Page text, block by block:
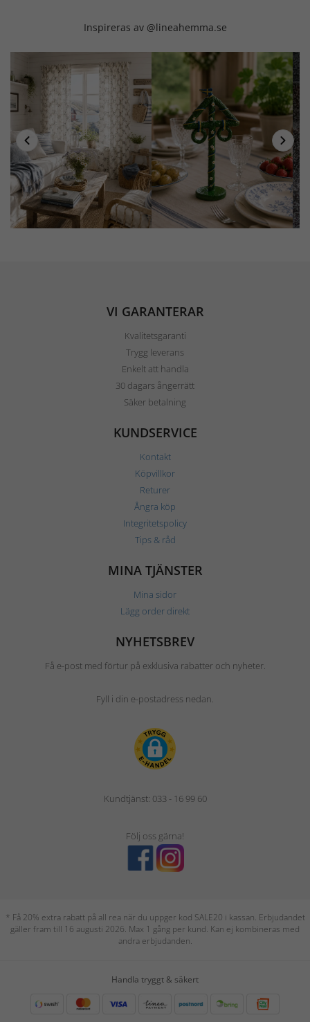
Inspireras av @lineahemma.se
VI GARANTERAR
Kvalitetsgaranti
Trygg leverans
Enkelt att handla
30 dagars ångerrätt
Säker betalning
KUNDSERVICE
Kontakt
Köpvillkor
Returer
Ångra köp
Integritetspolicy
Tips & råd
MINA TJÄNSTER
Mina sidor
Lägg order direkt
NYHETSBREV
Få e-post med förtur på exklusiva rabatter och nyheter.
Fyll i din e-postadress nedan.
Kundtjänst: 033 - 16 99 60
Följ oss gärna!
* Få 20% extra rabatt på all rea när du uppger kod SALE20 i kassan. Erbjudandet
gäller fram till 16 augusti 2026. Max 1 gång per kund. Kan ej kombineras med
andra erbjudanden.
Handla tryggt & säkert